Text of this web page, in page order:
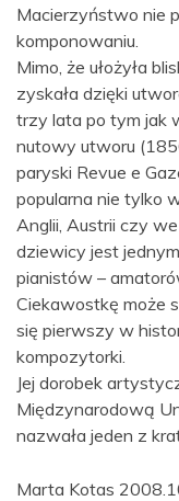
Macierzyństwo nie
komponowaniu.
Mimo, że ułożyła
zyskała dzięki
trzy lata po tym jak
nutowy utworu
paryski Revue e
popularna nie tylko
Anglii, Austrii czy
dziewicy jest
pianistów –
Ciekawostkę może
się pierwszy w
kompozytorki.
Jej dorobek
Międzynarodową
nazwała jeden z
Marta Kotas